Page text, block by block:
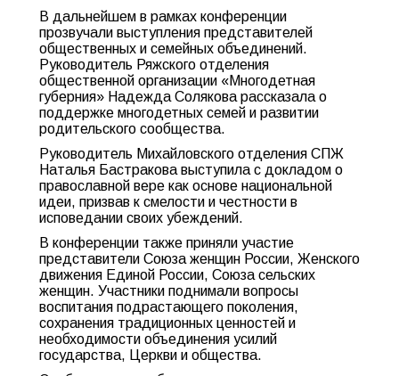
В дальнейшем в рамках конференции
прозвучали выступления представителей
общественных и семейных объединений.
Руководитель Ряжского отделения
общественной организации «Многодетная
губерния» Надежда Солякова рассказала о
поддержке многодетных семей и развитии
родительского сообщества.
Руководитель Михайловского отделения СПЖ
Наталья Бастракова выступила с докладом о
православной вере как основе национальной
идеи, призвав к смелости и честности в
исповедании своих убеждений.
В конференции также приняли участие
представители Союза женщин России, Женского
движения Единой России, Союза сельских
женщин. Участники поднимали вопросы
воспитания подрастающего поколения,
сохранения традиционных ценностей и
необходимости объединения усилий
государства, Церкви и общества.